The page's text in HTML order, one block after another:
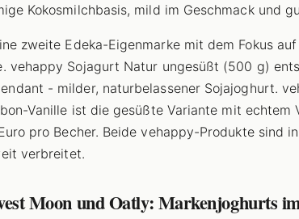
Kokosmilchbasis, mild im Geschmack und
zweite Edeka-Eigenmarke mit dem Fokus
vehappy Sojagurt Natur ungesüßt (500 g)
- milder, naturbelassener Sojajoghurt.
Vanille ist die gesüßte Variante mit echtem
pro Becher. Beide vehappy-Produkte sind
verbreitet.
Moon und Oatly: Markenjoghurts